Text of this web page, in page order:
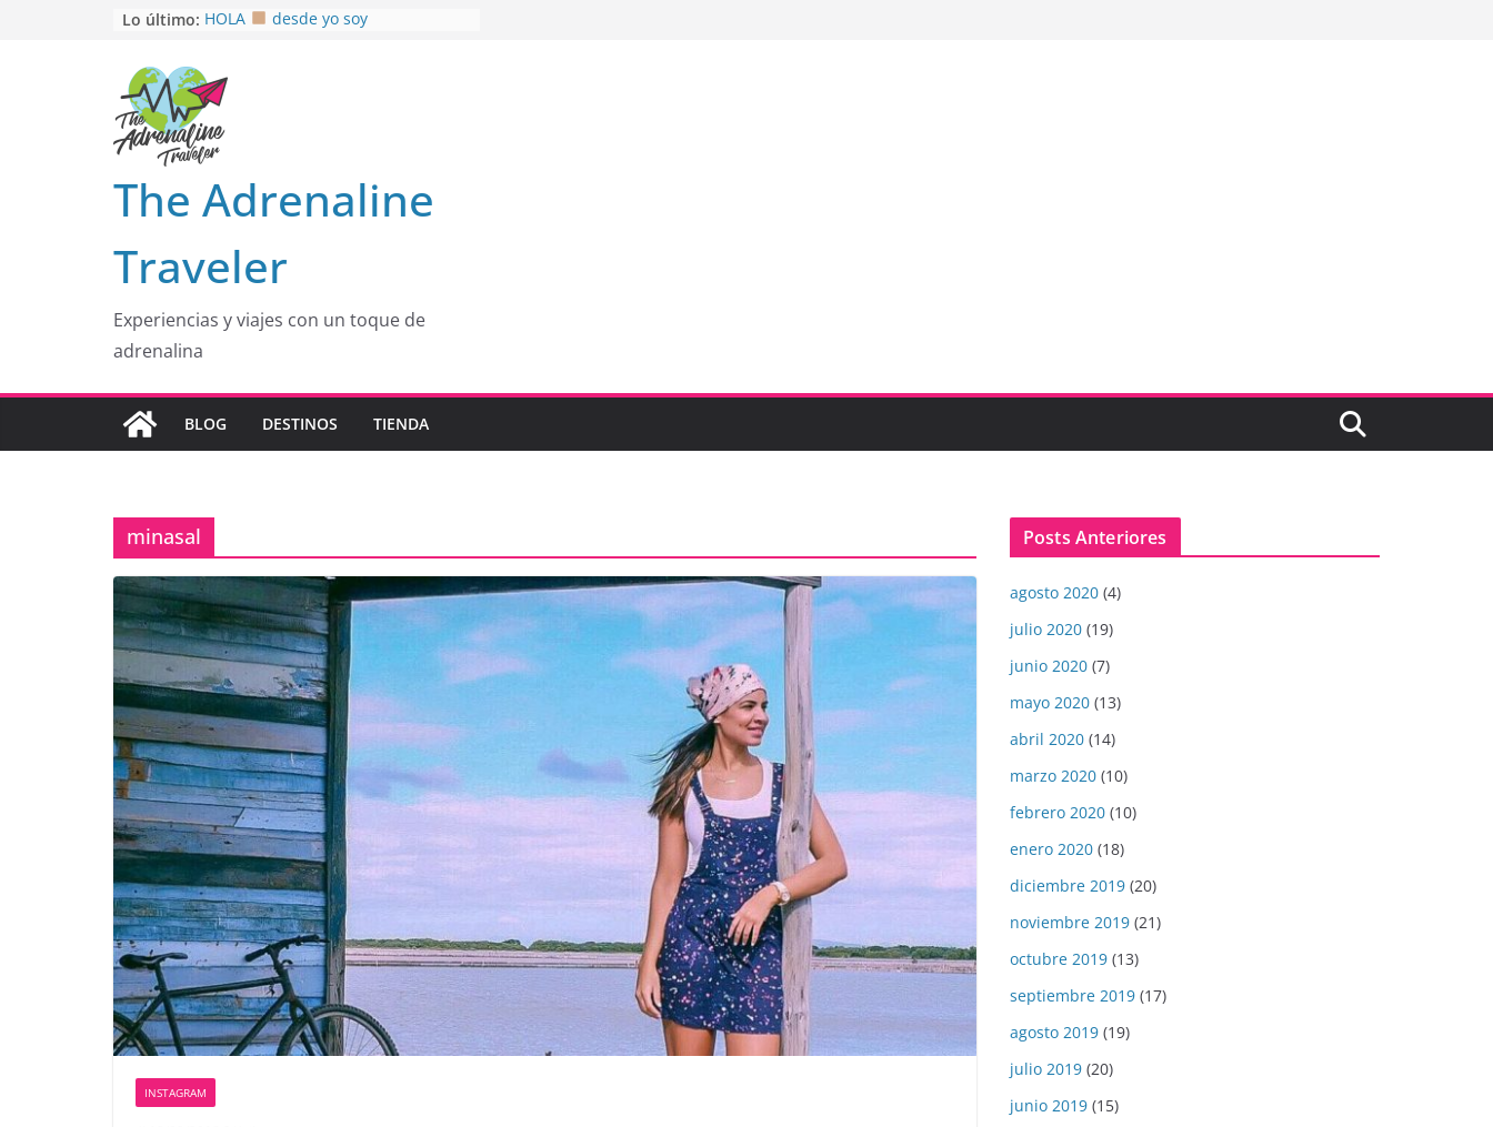
Lo último: HOLA
desde yo soy
EL SENDERO DEL CACAO: Excelente
opción
HOSPEDAJE AL NATURALSHH !!
En
MULITO!
The Adrenaline
Traveler
Experiencias y viajes con un toque de
adrenalina
BLOG DESTINOS TIENDA
minasal
INSTAGRAM
Posts Anteriores
agosto 2020 (4)
julio 2020 (19)
junio 2020 (7)
mayo 2020 (13)
abril 2020 (14)
marzo 2020 (10)
febrero 2020 (10)
enero 2020 (18)
diciembre 2019 (20)
noviembre 2019 (21)
octubre 2019 (13)
septiembre 2019 (17)
agosto 2019 (19)
julio 2019 (20)
junio 2019 (15)